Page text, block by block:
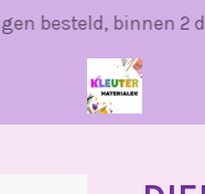
besteld, binnen 2